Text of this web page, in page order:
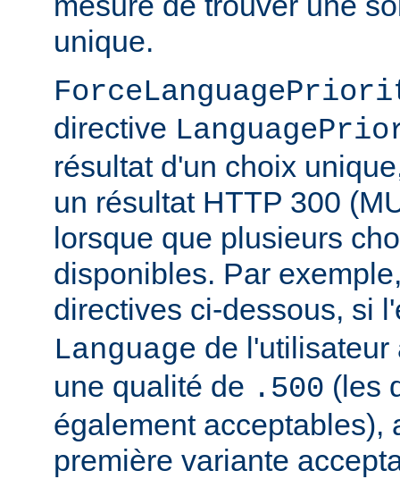
unique.
directive
résultat d'un choix
un résultat HTTP 300
lorsque que plusieurs
disponibles. Par
directives ci-dessous, si
Language de
une qualité de .500 (les
également acceptables),
première variante